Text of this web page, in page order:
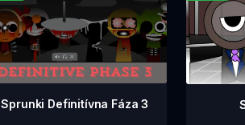
Sprunki Definitívna Fáza 3